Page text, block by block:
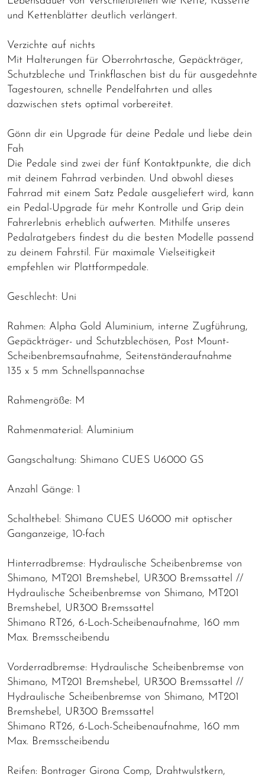
und Kettenblätter deutlich verlängert.
Verzichte auf nichts
Mit Halterungen für Oberrohrtasche, Gepäckträger,
Schutzbleche und Trinkflaschen bist du für ausgedehnte
Tagestouren, schnelle Pendelfahrten und alles
dazwischen stets optimal vorbereitet.
Gönn dir ein Upgrade für deine Pedale und liebe dein
Fah
Die Pedale sind zwei der fünf Kontaktpunkte, die dich
mit deinem Fahrrad verbinden. Und obwohl dieses
Fahrrad mit einem Satz Pedale ausgeliefert wird, kann
ein Pedal-Upgrade für mehr Kontrolle und Grip dein
Fahrerlebnis erheblich aufwerten. Mithilfe unseres
Pedalratgebers findest du die besten Modelle passend
zu deinem Fahrstil. Für maximale Vielseitigkeit
empfehlen wir Plattformpedale.
Geschlecht: Uni
Rahmen: Alpha Gold Aluminium, interne Zugführung,
Gepäckträger- und Schutzblechösen, Post Mount-
Scheibenbremsaufnahme, Seitenständeraufnahme
135 x 5 mm Schnellspannachse
Rahmengröße: M
Rahmenmaterial: Aluminium
Gangschaltung: Shimano CUES U6000 GS
Anzahl Gänge: 1
Schalthebel: Shimano CUES U6000 mit optischer
Ganganzeige, 10-fach
Hinterradbremse: Hydraulische Scheibenbremse von
Shimano, MT201 Bremshebel, UR300 Bremssattel //
Hydraulische Scheibenbremse von Shimano, MT201
Bremshebel, UR300 Bremssattel
Shimano RT26, 6-Loch-Scheibenaufnahme, 160 mm
Max. Bremsscheibendu
Vorderradbremse: Hydraulische Scheibenbremse von
Shimano, MT201 Bremshebel, UR300 Bremssattel //
Hydraulische Scheibenbremse von Shimano, MT201
Bremshebel, UR300 Bremssattel
Shimano RT26, 6-Loch-Scheibenaufnahme, 160 mm
Max. Bremsscheibendu
Reifen: Bontrager Girona Comp, Drahtwulstkern,